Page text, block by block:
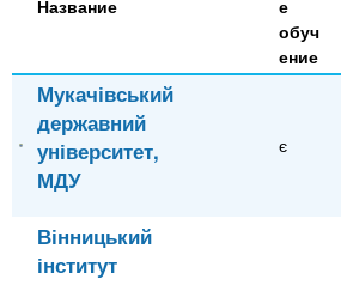
Название
е
обуч
ение
Мукачівський
державний
університет,
МДУ
є
Вінницький
інститут